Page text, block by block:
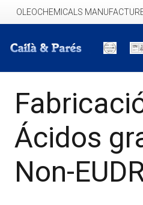
OLEOCHEMICALS
Ácidos
Non-